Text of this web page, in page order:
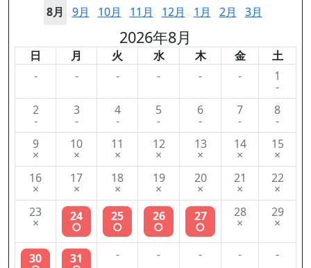
8月
9月 10月 11月 12月 1月 2月 3月
2026年8月
日 月 火 水 木 金
土
-
- - - - - 1
-
2
-
3
-
4
-
5
-
6
-
7
-
8
-
9
×
10
×
11
×
12
×
13
×
14
×
15
×
16
×
17
×
18
×
19
×
20
×
21
×
22
×
23
× 24
○
25
○
26
○
27
○
28
×
29
×
30 31 - - - - -